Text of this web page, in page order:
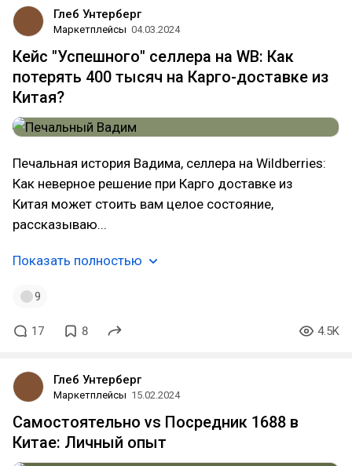
Глеб Унтерберг
Маркетплейсы 04.03.2024
Кейс "Успешного" селлера на WB: Как
потерять 400 тысяч на Карго-доставке из
Китая?
Печальная история Вадима, селлера на Wildberries:
Как неверное решение при Карго доставке из
Китая может стоить вам целое состояние,
рассказываю...
Показать полностью
9
17 8 4.5K
Глеб Унтерберг
Маркетплейсы 15.02.2024
Самостоятельно vs Посредник 1688 в
Китае: Личный опыт